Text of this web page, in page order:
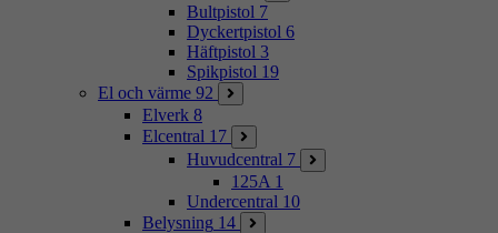
Bultpistol 7
Dyckertpistol 6
Häftpistol 3
Spikpistol 19
El och värme 92
Elverk 8
Elcentral 17
Huvudcentral 7
125A 1
Undercentral 10
Belysning 14